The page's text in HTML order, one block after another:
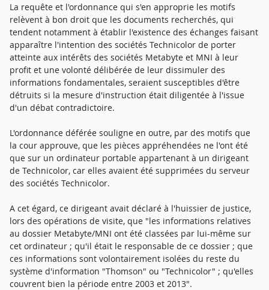
La requête et l'ordonnance qui s'en approprie les motifs
relèvent à bon droit que les documents recherchés, qui
tendent notamment à établir l'existence des échanges faisant
apparaître l'intention des sociétés Technicolor de porter
atteinte aux intérêts des sociétés Metabyte et MNI à leur
profit et une volonté délibérée de leur dissimuler des
informations fondamentales, seraient susceptibles d'être
détruits si la mesure d'instruction était diligentée à l'issue
d'un débat contradictoire.
L'ordonnance déférée souligne en outre, par des motifs que
la cour approuve, que les pièces appréhendées ne l'ont été
que sur un ordinateur portable appartenant à un dirigeant
de Technicolor, car elles avaient été supprimées du serveur
des sociétés Technicolor.
A cet égard, ce dirigeant avait déclaré à l'huissier de justice,
lors des opérations de visite, que "les informations relatives
au dossier Metabyte/MNI ont été classées par lui-même sur
cet ordinateur ; qu'il était le responsable de ce dossier ; que
ces informations sont volontairement isolées du reste du
système d'information "Thomson" ou "Technicolor" ; qu'elles
couvrent bien la période entre 2003 et 2013".